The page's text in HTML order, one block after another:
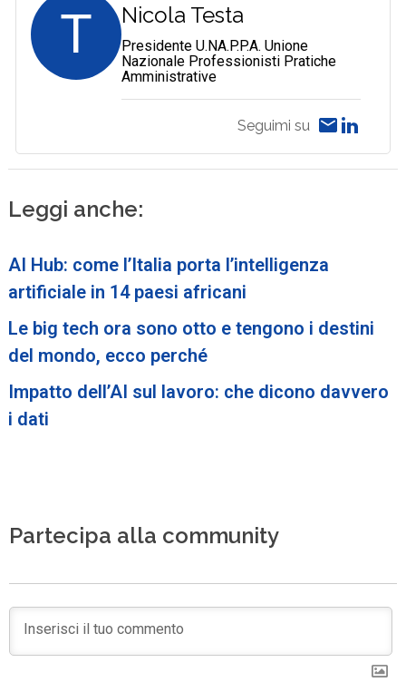
T Nicola Testa
Presidente U.NA.P.P.A. Unione
Nazionale Professionisti Pratiche
Amministrative
Seguimi su
Leggi anche:
AI Hub: come l’Italia porta l’intelligenza
artificiale in 14 paesi africani
Le big tech ora sono otto e tengono i destini
del mondo, ecco perché
Impatto dell’AI sul lavoro: che dicono davvero
i dati
Partecipa alla community